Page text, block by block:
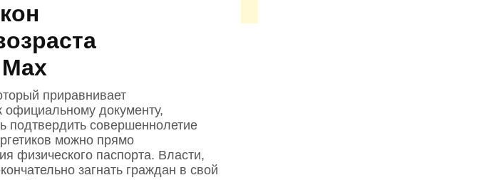
приравнивает
официальному документу,
подтвердить совершеннолетие
можно прямо
физического паспорта. Власти,
загнать граждан в свой